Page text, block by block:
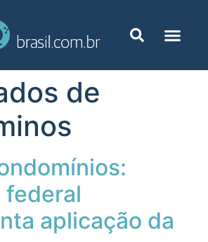
de
federal
aplicação da